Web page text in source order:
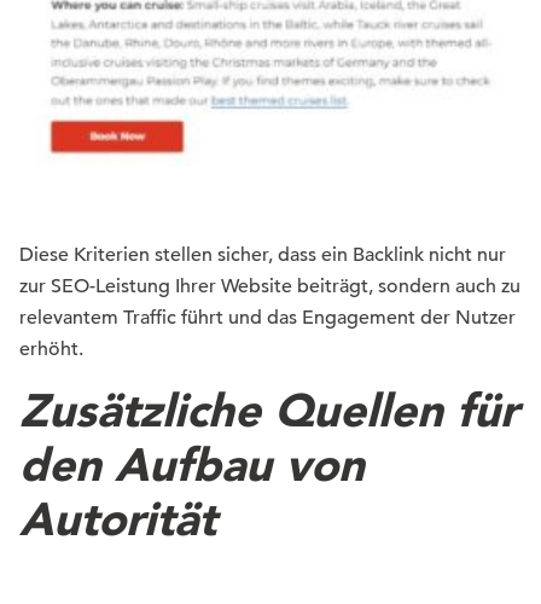
Diese Kriterien stellen sicher, dass ein Backlink nicht nur
zur SEO-Leistung Ihrer Website beiträgt, sondern auch zu
relevantem Traffic führt und das Engagement der Nutzer
erhöht.
Zusätzliche Quellen für
den Aufbau von
Autorität